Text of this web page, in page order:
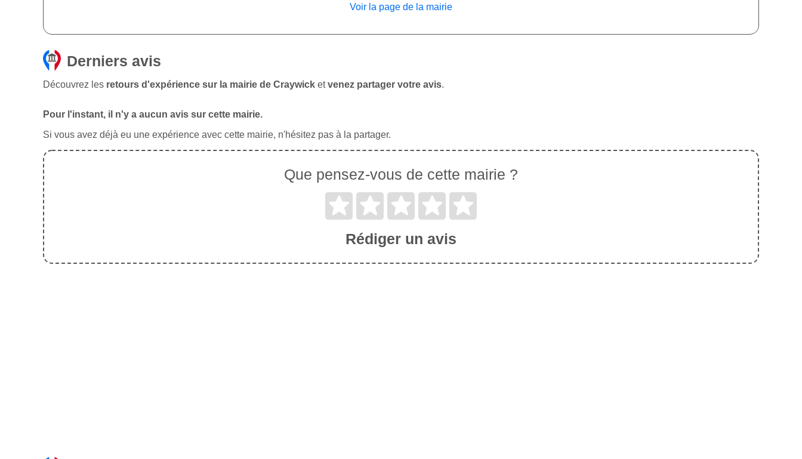
Voir la page de la mairie
Derniers avis
Découvrez les retours d'expérience sur la mairie de Craywick etvenez partager votre avis.
Pour l'instant, il n'y a aucun avis sur cette mairie.
Si vous avez déjà eu une expérience avec cette mairie, n'hésitez pas à la partager.
Que pensez-vous de cette mairie ?
Rédiger un avis